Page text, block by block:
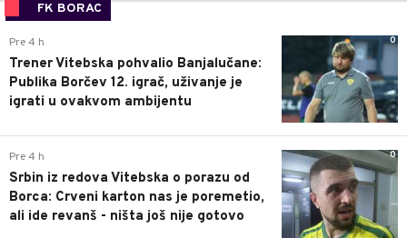
FK BORAC
0
Pre 4 h
Trener Vitebska pohvalio Banjalučane:
Publika Borčev 12. igrač, uživanje je
igrati u ovakvom ambijentu
0
Pre 4 h
Srbin iz redova Vitebska o porazu od
Borca: Crveni karton nas je poremetio,
ali ide revanš - ništa još nije gotovo